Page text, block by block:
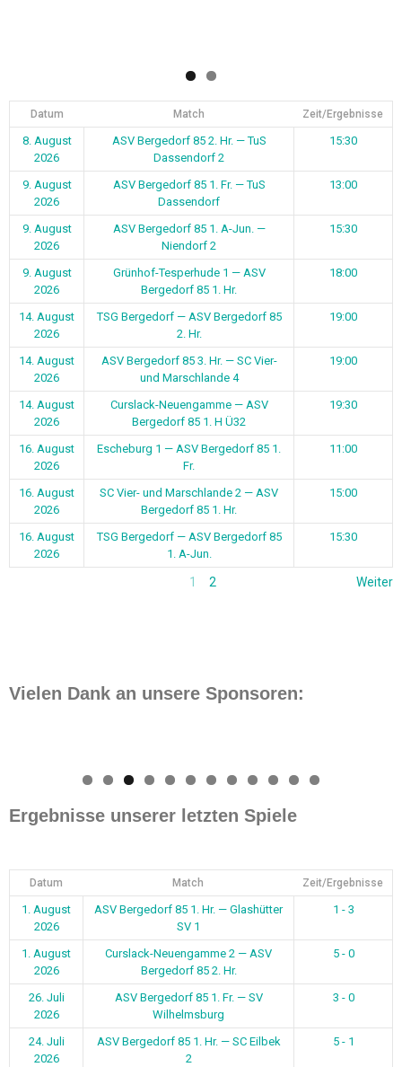
Datum Match Zeit/Ergebnisse
8. August
2026
ASV Bergedorf 85 2. Hr. — TuS
Dassendorf 2
15:30
9. August
2026
ASV Bergedorf 85 1. Fr. — TuS
Dassendorf
13:00
9. August
2026
ASV Bergedorf 85 1. A-Jun. —
Niendorf 2
15:30
9. August
2026
Grünhof-Tesperhude 1 — ASV
Bergedorf 85 1. Hr.
18:00
14. August
2026
TSG Bergedorf — ASV Bergedorf 85
2. Hr.
19:00
14. August
2026
ASV Bergedorf 85 3. Hr. — SC Vier-
und Marschlande 4
19:00
14. August
2026
Curslack-Neuengamme — ASV
Bergedorf 85 1. H Ü32
19:30
16. August
2026
Escheburg 1 — ASV Bergedorf 85 1.
Fr.
11:00
16. August
2026
SC Vier- und Marschlande 2 — ASV
Bergedorf 85 1. Hr.
15:00
16. August
2026
TSG Bergedorf — ASV Bergedorf 85
1. A-Jun.
15:30
1 2 Weiter
Vielen Dank an unsere Sponsoren:
0 1 2
Ergebnisse unserer letzten Spiele
Datum Match Zeit/Ergebnisse
1. August
2026
ASV Bergedorf 85 1. Hr. — Glashütter
SV 1
1 - 3
1. August
2026
Curslack-Neuengamme 2 — ASV
Bergedorf 85 2. Hr.
5 - 0
26. Juli
2026
ASV Bergedorf 85 1. Fr. — SV
Wilhelmsburg
3 - 0
24. Juli
2026
ASV Bergedorf 85 1. Hr. — SC Eilbek
2
5 - 1